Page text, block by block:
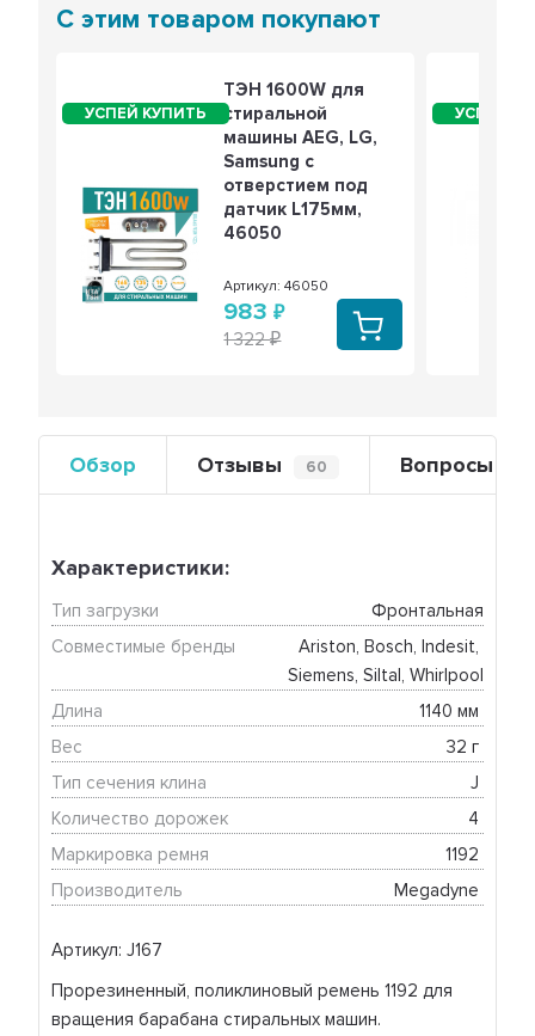
С этим товаром покупают
ТЭН 1600W для
стиральной
машины AEG, LG,
Samsung с
отверстием под
датчик L175мм,
46050
Артикул: 46050
983
1 322
Обзор Отзывы 60 Вопросы
Артикул: J167
Прорезиненный, поликлиновый ремень 1192 для
вращения барабана стиральных машин.
Характеристики:
Тип загрузки
Фронтальная
Совместимые бренды
Ariston, Bosch, Indesit,
Siemens, Siltal, Whirlpool
Длина
1140 мм
Вес
32 г
Тип сечения клина
J
Количество дорожек
4
Маркировка ремня
1192
Производитель
Megadyne